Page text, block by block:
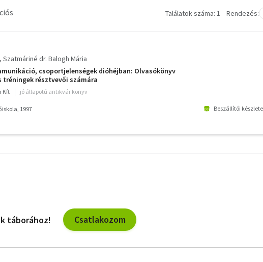
Találatok száma: 1 Rendezés:
Szatmáriné dr. Balogh Mária
csoportjelenségek dióhéjban: Olvasókönyv
tréningek résztvevői számára
Kft jó állapotú antikvár könyv
1997 Beszállítói
szűrők
táborához! Csatlakozom